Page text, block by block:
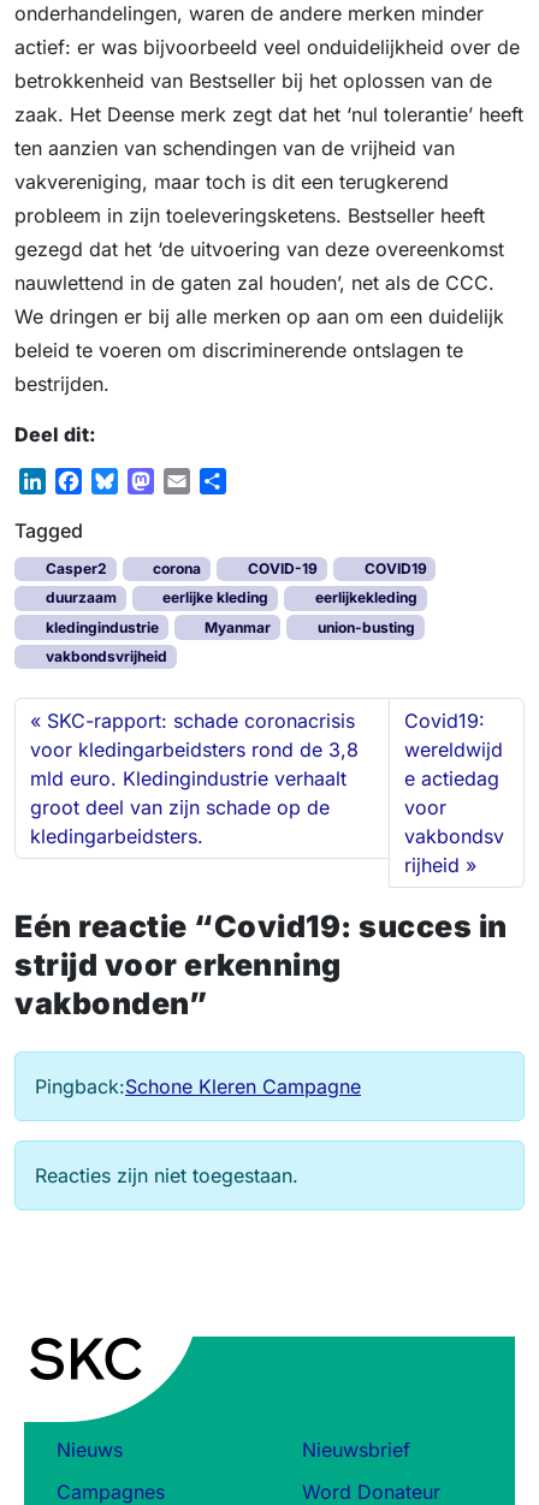
onderhandelingen, waren de andere merken minder
actief: er was bijvoorbeeld veel onduidelijkheid over de
betrokkenheid van Bestseller bij het oplossen van de
zaak. Het Deense merk zegt dat het ‘nul tolerantie’ heeft
ten aanzien van schendingen van de vrijheid van
vakvereniging, maar toch is dit een terugkerend
probleem in zijn toeleveringsketens. Bestseller heeft
gezegd dat het ‘de uitvoering van deze overeenkomst
nauwlettend in de gaten zal houden’, net als de CCC.
We dringen er bij alle merken op aan om een ​​duidelijk
beleid te voeren om discriminerende ontslagen te
bestrijden.
Deel dit:
n
k
e
d
I
n
e
b
o
o
k
e
s
k
y
M
t
o
d
o
n
i
l
r
e
Tagged
Casper2 corona COVID-19
COVID19
duurzaam
eerlijke kleding
eerlijkekleding
kledingindustrie
Myanmar
union-busting
vakbondsvrijheid
SKC-rapport: schade coronacrisis
voor kledingarbeidsters rond de 3,8
mld euro. Kledingindustrie verhaalt
groot deel van zijn schade op de
kledingarbeidsters.
Covid19:
wereldwijd
e actiedag
voor
vakbondsv
rijheid
Eén reactie “Covid19: succes in
strijd voor erkenning
vakbonden”
Pingback:Schone Kleren Campagne
Reacties zijn niet toegestaan.
Nieuws
Campagnes
Nieuwsbrief
Word Donateur